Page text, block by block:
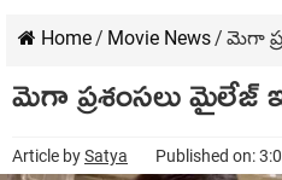
Home/ Movie News/ మెగా
మెగా ప్రశంసలు
Article bySatya Published on: